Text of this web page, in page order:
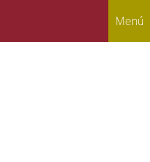
Menú